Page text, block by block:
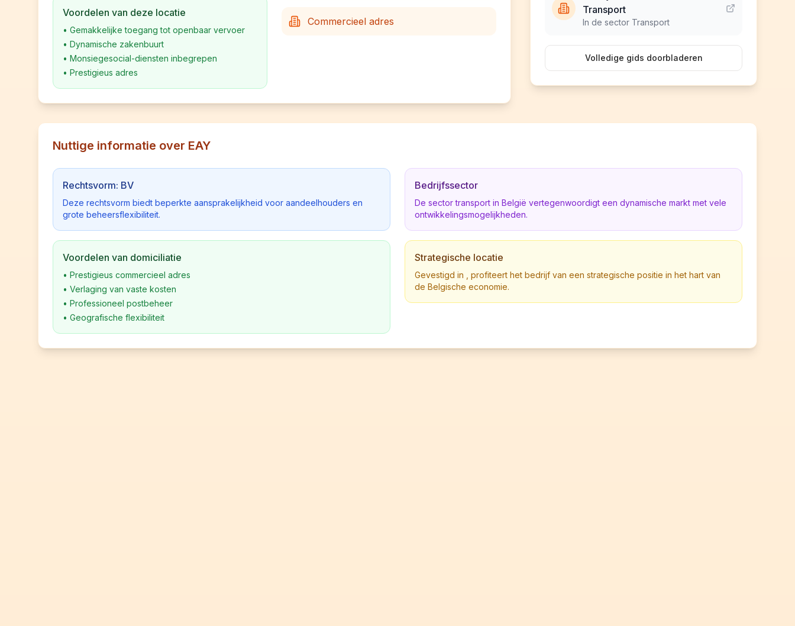
Voordelen van deze locatie
• Gemakkelijke toegang tot openbaar vervoer
• Dynamische zakenbuurt
• Monsiegesocial-diensten inbegrepen
• Prestigieus adres
Commercieel adres
Transport
In de sector Transport
Volledige gids doorbladeren
Nuttige informatie over EAY
Rechtsvorm: BV
Deze rechtsvorm biedt beperkte aansprakelijkheid voor aandeelhouders en
grote beheersflexibiliteit.
Voordelen van domiciliatie
• Prestigieus commercieel adres
• Verlaging van vaste kosten
• Professioneel postbeheer
• Geografische flexibiliteit
Bedrijfssector
De sector transport in België vertegenwoordigt een dynamische markt met vele
ontwikkelingsmogelijkheden.
Strategische locatie
Gevestigd in , profiteert het bedrijf van een strategische positie in het hart van
de Belgische economie.